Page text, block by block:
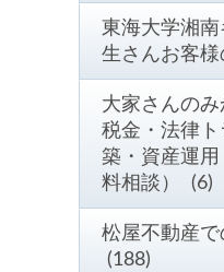
東海大学湘
生さんお客
大家さんの
税金・法律
築・資産運
料相談） (6)
松屋不動産
(188)